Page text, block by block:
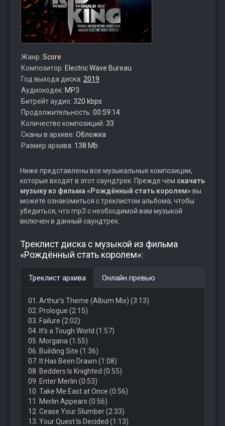
Жанр: Score
Композитор: Electric Wave Bureau
Год выхода диска: 2019
Аудиокодек: MP3
Битрейт аудио: 320 kbps
Продолжительность: 00:59:14
Количество композиций: 33
Сканы в архиве: Обложка
Размер архива: 138 Mb
Ниже представлены все музыкальные композиции,
которые входят в этот саундтрек. Прежде чем скачать
музыку из фильма «Рождённый стать королем»вы
можете ознакомиться с треклистом альбома, чтобы
убедиться, что mp3 с необходимой вам музыкой
включен в данный саундтрек.
Треклист диска с музыкой из фильма
«Рождённый стать королем»:
Треклист архива Онлайн превью
01. Arthur’s Theme (Album Mix) (3:13)
02. Prologue (2:15)
03. Failure (2:02)
04. It’s a Tough World (1:57)
05. Morgana (1:55)
06. Building Site (1:36)
07. It Has Been Drawn (1:08)
08. Bedders Is Knighted (0:55)
09. Enter Merlin (0:53)
10. Take Me East at Once (0:56)
11. Merlin Appears (0:56)
12. Cease Your Slumber (2:33)
13. Your Quest Is Decided (1:13)